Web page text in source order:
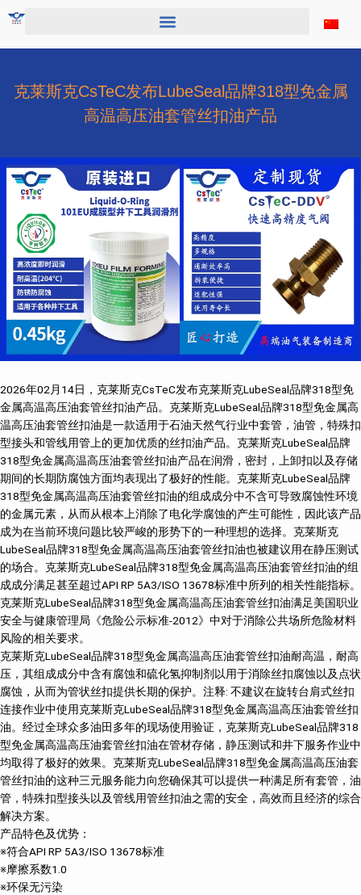
克莱斯克CsTeC发布LubeSeal品牌318型免金属
高温高压油套管丝扣油产品
2026年02月14日，克莱斯克CsTeC发布克莱斯克LubeSeal品牌318型免
金属高温高压油套管丝扣油产品。克莱斯克LubeSeal品牌318型免金属高
温高压油套管丝扣油是一款适用于石油天然气行业中套管，油管，特殊扣
型接头和管线用管上的更加优质的丝扣油产品。克莱斯克LubeSeal品牌
318型免金属高温高压油套管丝扣油产品在润滑，密封，上卸扣以及存储
期间的长期防腐蚀方面均表现出了极好的性能。克莱斯克LubeSeal品牌
318型免金属高温高压油套管丝扣油的组成成分中不含可导致腐蚀性环境
的金属元素，从而从根本上消除了电化学腐蚀的产生可能性，因此该产品
成为在当前环境问题比较严峻的形势下的一种理想的选择。克莱斯克
LubeSeal品牌318型免金属高温高压油套管丝扣油也被建议用在静压测试
的场合。克莱斯克LubeSeal品牌318型免金属高温高压油套管丝扣油的组
成成分满足甚至超过API RP 5A3/ISO 13678标准中所列的相关性能指标。
克莱斯克LubeSeal品牌318型免金属高温高压油套管丝扣油满足美国职业
安全与健康管理局《危险公示标准-2012》中对于消除公共场所危险材料
风险的相关要求。
克莱斯克LubeSeal品牌318型免金属高温高压油套管丝扣油耐高温，耐高
压，其组成成分中含有腐蚀和硫化氢抑制剂以用于消除丝扣腐蚀以及点状
腐蚀，从而为管状丝扣提供长期的保护。注释: 不建议在旋转台肩式丝扣
连接作业中使用克莱斯克LubeSeal品牌318型免金属高温高压油套管丝扣
油。经过全球众多油田多年的现场使用验证，克莱斯克LubeSeal品牌318
型免金属高温高压油套管丝扣油在管材存储，静压测试和井下服务作业中
均取得了极好的效果。克莱斯克LubeSeal品牌318型免金属高温高压油套
管丝扣油的这种三元服务能力向您确保其可以提供一种满足所有套管，油
管，特殊扣型接头以及管线用管丝扣油之需的安全，高效而且经济的综合
解决方案。
产品特色及优势：
※符合API RP 5A3/ISO 13678标准
※摩擦系数1.0
※环保无污染